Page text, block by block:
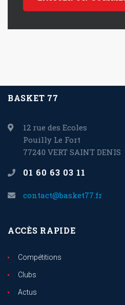
BASKET 77
12 rue des Ecoles
Pouilly Le Fort
77240 VERT SAINT DENIS
01 60 63 03 11
contact@basket77.fr
ACCÈS RAPIDE
Compétitions
Clubs
Actus